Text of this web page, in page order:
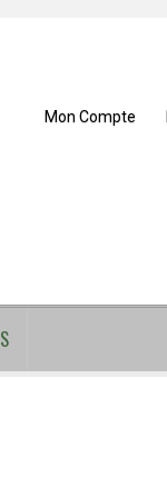
Mon Compte